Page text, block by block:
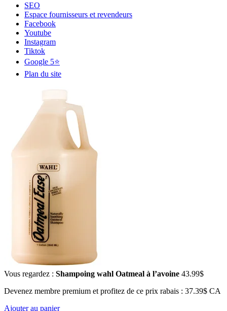
SEO
Espace fournisseurs et revendeurs
Facebook
Youtube
Instagram
Tiktok
Google 5⭐
Plan du site
Vous regardez : Shampoing wahl Oatmeal à l’avoine 43.99$
Devenez membre premium et profitez de ce prix rabais : 37.39$ CA
Ajouter au panier